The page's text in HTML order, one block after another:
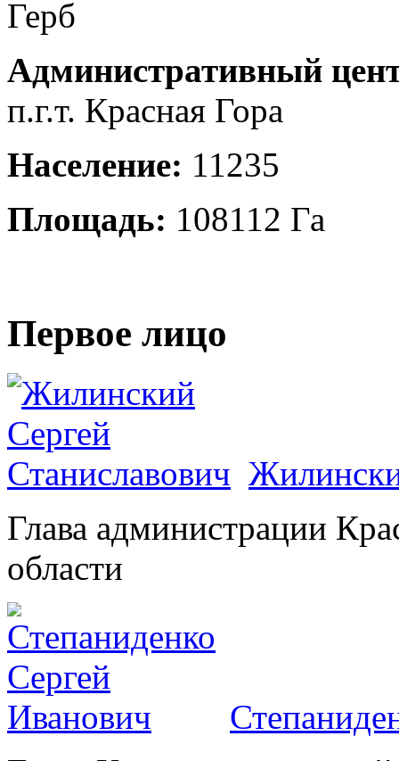
Административный
п.г.т. Красная Гора
Население: 11235
Площадь: 108112 Га
Первое лицо
Глава администрации
области